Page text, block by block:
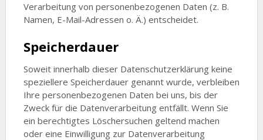
Verarbeitung von personenbezogenen Daten (z. B.
Namen, E-Mail-Adressen o. Ä.) entscheidet.
Speicherdauer
Soweit innerhalb dieser Datenschutzerklärung keine
speziellere Speicherdauer genannt wurde, verbleiben
Ihre personenbezogenen Daten bei uns, bis der
Zweck für die Datenverarbeitung entfällt. Wenn Sie
ein berechtigtes Löschersuchen geltend machen
oder eine Einwilligung zur Datenverarbeitung